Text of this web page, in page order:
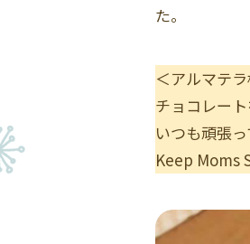
た。
＜アルマテ
チョコレー
いつも頑張
Keep Moms